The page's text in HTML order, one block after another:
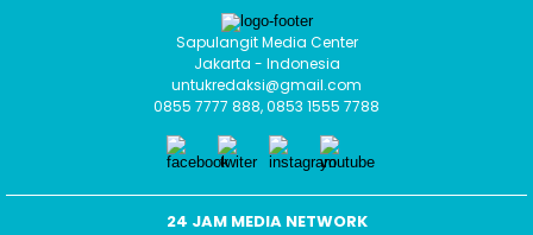
Sapulangit Media Center
Jakarta - Indonesia
untukredaksi@gmail.com
0855 7777 888, 0853 1555 7788
24 JAM MEDIA NETWORK